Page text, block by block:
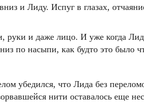
и Лиду. Испуг в глазах,
и даже лицо. И уже когда
по насыпи, как будто это было
убедился, что Лида без
нити оставалось еще